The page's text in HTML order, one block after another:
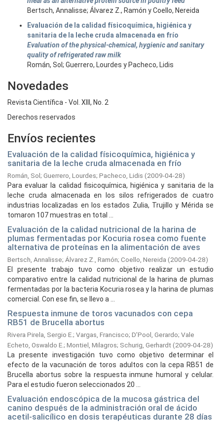
Bertsch, Annalisse; Álvarez Z., Ramón y Coello, Nereida
Evaluación de la calidad físicoquímica, higiénica y
sanitaria de la leche cruda almacenada en frío
Evaluation of the physical-chemical, hygienic and sanitary
quality of refrigerated raw milk
Román, Sol; Guerrero, Lourdes y Pacheco, Lidis
Novedades
Revista Científica - Vol. XIII, No. 2
Derechos reservados
Envíos recientes
Evaluación de la calidad físicoquímica, higiénica y
sanitaria de la leche cruda almacenada en frío
Román, Sol; Guerrero, Lourdes; Pacheco, Lidis (2009-04-28)
Para evaluar la calidad fisicoquímica, higiénica y sanitaria de la
leche cruda almacenada en los silos refrigerados de cuatro
industrias localizadas en los estados Zulia, Trujillo y Mérida se
tomaron 107 muestras en total ...
Evaluación de la calidad nutricional de la harina de
plumas fermentadas por Kocuria rosea como fuente
alternativa de proteínas en la alimentación de aves
Bertsch, Annalisse; Álvarez Z., Ramón; Coello, Nereida (2009-04-28)
El presente trabajo tuvo como objetivo realizar un estudio
comparativo entre la calidad nutricional de la harina de plumas
fermentadas por la bacteria Kocuria rosea y la harina de plumas
comercial. Con ese fin, se llevo a ...
Respuesta inmune de toros vacunados con cepa
RB51 de Brucella abortus
Rivera Pirela, Sergio E.; Vargas, Francisco; D’Pool, Gerardo; Vale
Echeto, Oswaldo E.; Montiel, Milagros; Schurig, Gerhardt(2009-04-28)
La presente investigación tuvo como objetivo determinar el
efecto de la vacunación de toros adultos con la cepa RB51 de
Brucella abortus sobre la respuesta inmune humoral y celular.
Para el estudio fueron seleccionados 20 ...
Evaluación endoscópica de la mucosa gástrica del
canino después de la administración oral de ácido
acetil-salicílico en dosis terapéuticas durante 28 días